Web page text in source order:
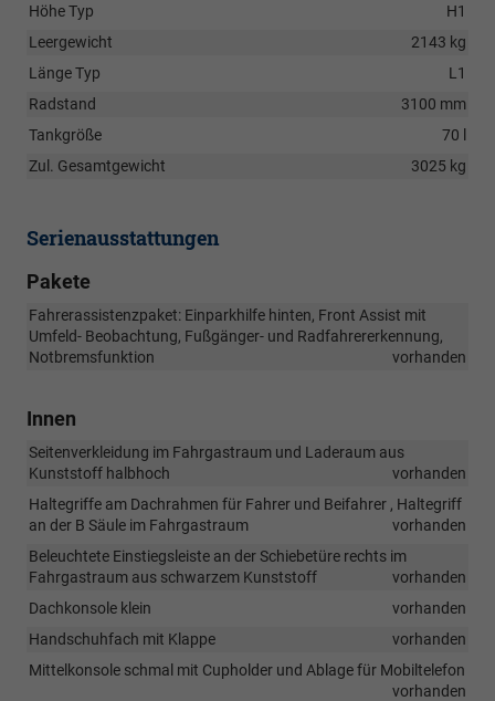
Höhe Typ
H1
Leergewicht
2143 kg
Länge Typ
L1
Radstand
3100 mm
Tankgröße
70 l
Zul. Gesamtgewicht
3025 kg
Serienausstattungen
Pakete
Fahrerassistenzpaket: Einparkhilfe hinten, Front Assist mit
Umfeld- Beobachtung, Fußgänger- und Radfahrererkennung,
Notbremsfunktion
vorhanden
Innen
Seitenverkleidung im Fahrgastraum und Laderaum aus
Kunststoff halbhoch
vorhanden
Haltegriffe am Dachrahmen für Fahrer und Beifahrer , Haltegriff
an der B Säule im Fahrgastraum
vorhanden
Beleuchtete Einstiegsleiste an der Schiebetüre rechts im
Fahrgastraum aus schwarzem Kunststoff
vorhanden
Dachkonsole klein
vorhanden
Handschuhfach mit Klappe
vorhanden
Mittelkonsole schmal mit Cupholder und Ablage für Mobiltelefon
vorhanden